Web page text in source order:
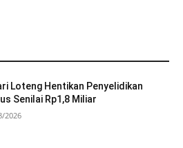
Loteng Hentikan Penyelidikan
Senilai Rp1,8 Miliar
2026